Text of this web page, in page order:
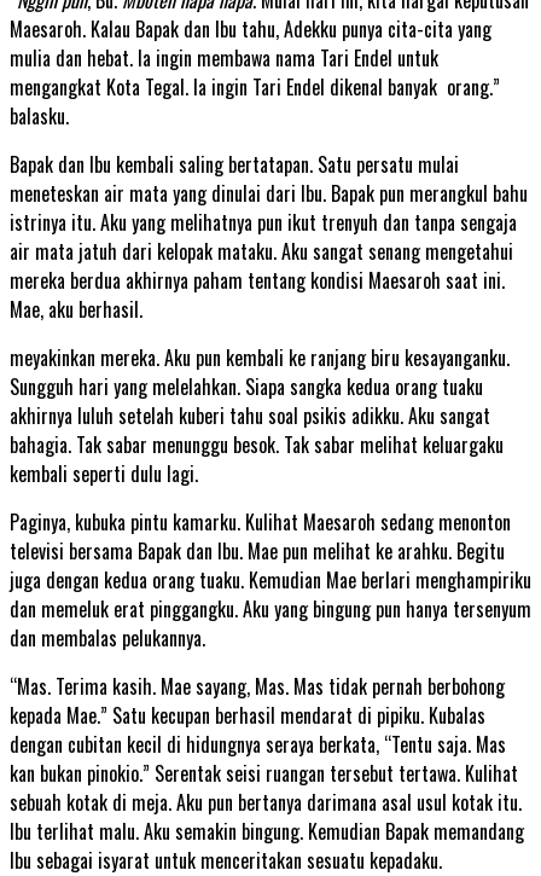
Maesaroh. Kalau Bapak dan Ibu tahu, Adekku punya cita-cita yang
mulia dan hebat. Ia ingin membawa nama Tari Endel untuk
mengangkat Kota Tegal. Ia ingin Tari Endel dikenal banyak orang.”
balasku.
Bapak dan Ibu kembali saling bertatapan. Satu persatu mulai
meneteskan air mata yang dinulai dari Ibu. Bapak pun merangkul bahu
istrinya itu. Aku yang melihatnya pun ikut trenyuh dan tanpa sengaja
air mata jatuh dari kelopak mataku. Aku sangat senang mengetahui
mereka berdua akhirnya paham tentang kondisi Maesaroh saat ini.
Mae, aku berhasil.
meyakinkan mereka. Aku pun kembali ke ranjang biru kesayanganku.
Sungguh hari yang melelahkan. Siapa sangka kedua orang tuaku
akhirnya luluh setelah kuberi tahu soal psikis adikku. Aku sangat
bahagia. Tak sabar menunggu besok. Tak sabar melihat keluargaku
kembali seperti dulu lagi.
Paginya, kubuka pintu kamarku. Kulihat Maesaroh sedang menonton
televisi bersama Bapak dan Ibu. Mae pun melihat ke arahku. Begitu
juga dengan kedua orang tuaku. Kemudian Mae berlari menghampiriku
dan memeluk erat pinggangku. Aku yang bingung pun hanya tersenyum
dan membalas pelukannya.
“Mas. Terima kasih. Mae sayang, Mas. Mas tidak pernah berbohong
kepada Mae.” Satu kecupan berhasil mendarat di pipiku. Kubalas
dengan cubitan kecil di hidungnya seraya berkata, “Tentu saja. Mas
kan bukan pinokio.” Serentak seisi ruangan tersebut tertawa. Kulihat
sebuah kotak di meja. Aku pun bertanya darimana asal usul kotak itu.
Ibu terlihat malu. Aku semakin bingung. Kemudian Bapak memandang
Ibu sebagai isyarat untuk menceritakan sesuatu kepadaku.